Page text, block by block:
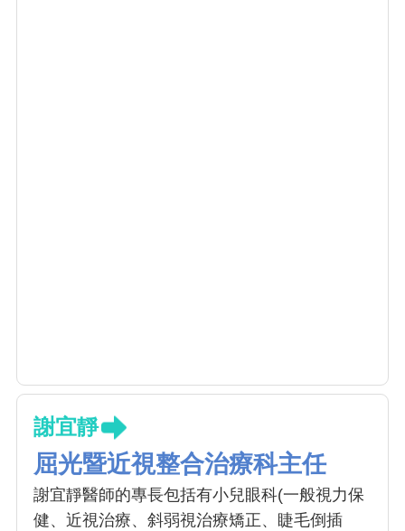
謝宜靜
屈光暨近視整合治療科主任
謝宜靜醫師的專長包括有小兒眼科(一般視力保
健、近視治療、斜弱視治療矯正、睫毛倒插